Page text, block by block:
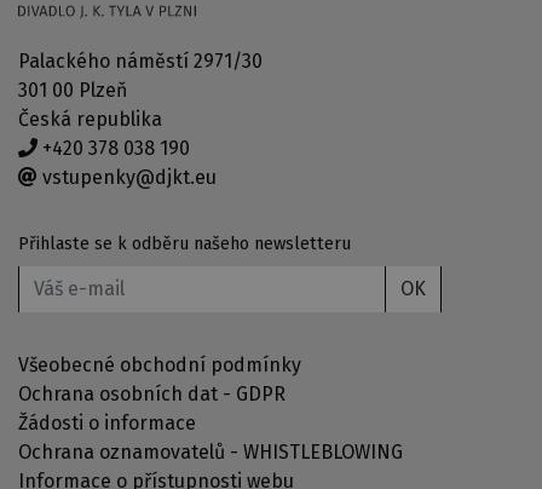
Palackého náměstí 2971/30
301 00 Plzeň
Česká republika
+420 378 038 190
vstupenky@djkt.eu
Přihlaste se k odběru našeho newsletteru
OK
Všeobecné obchodní podmínky
Ochrana osobních dat - GDPR
Žádosti o informace
Ochrana oznamovatelů - WHISTLEBLOWING
Informace o přístupnosti webu